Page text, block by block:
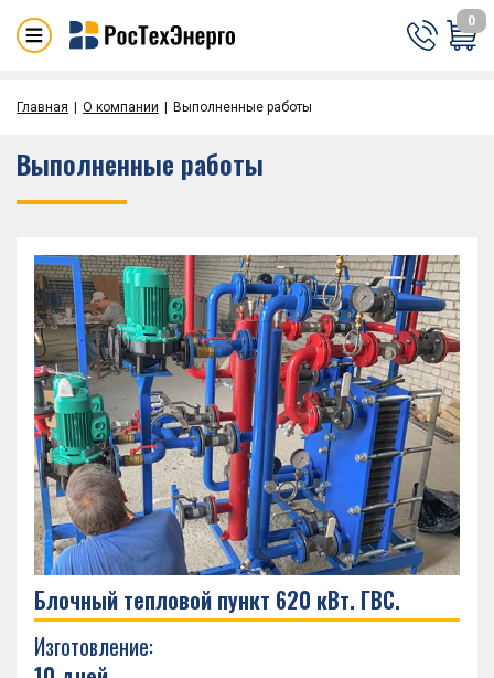
0
Главная О компании Выполненные работы
Выполненные работы
Блочный тепловой пункт 620 кВт. ГВС.
Изготовление: